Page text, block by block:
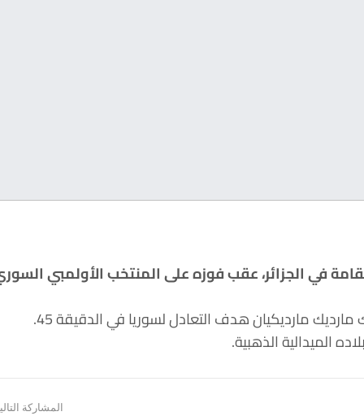
العربية المقامة في الجزائر، عقب فوزه على المنتخب الأولمبي
الميدالية الذهبية.
المشاركة